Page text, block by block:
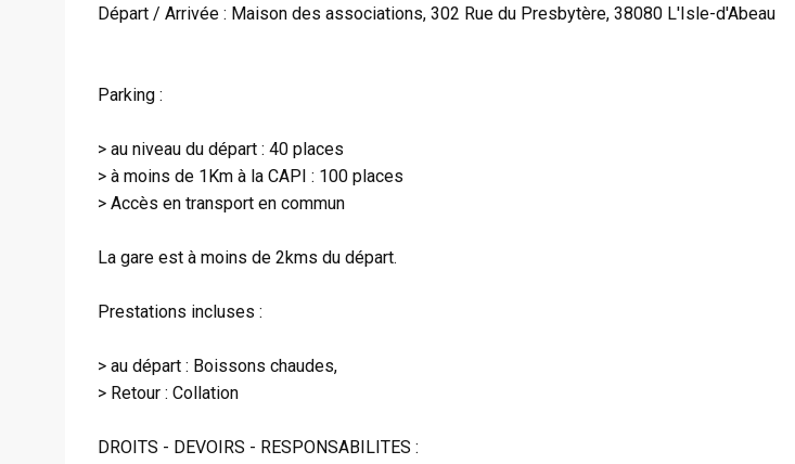
Départ / Arrivée : Maison des associations, 302 Rue du Presbytère, 38080 L'Isle-d'Abeau
Parking :
> au niveau du départ : 40 places
> à moins de 1Km à la CAPI : 100 places
> Accès en transport en commun
La gare est à moins de 2kms du départ.
Prestations incluses :
> au départ : Boissons chaudes,
> Retour : Collation
DROITS - DEVOIRS - RESPONSABILITES :